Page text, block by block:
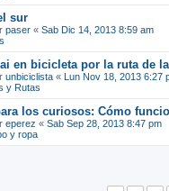
sur
paser « Sab Dic 14, 2013 8:59 am
en bicicleta por la ruta de
unbiciclista « Lun Nov 18, 2013 6:27
y Rutas
los curiosos: Cómo
eperez « Sab Sep 28, 2013 8:47 pm
y ropa